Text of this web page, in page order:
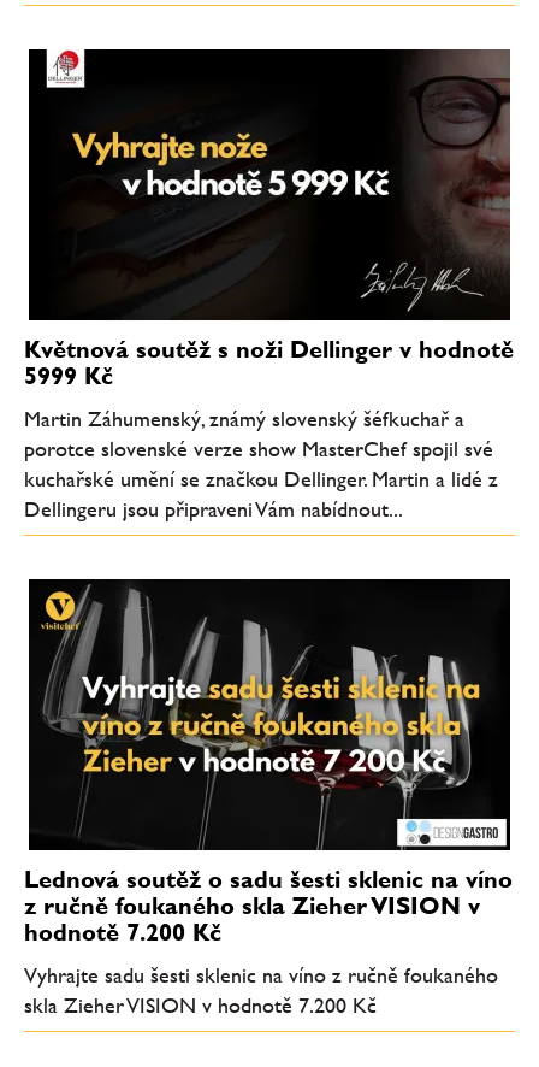
Květnová soutěž s noži Dellinger v hodnotě
5999 Kč
Martin Záhumenský, známý slovenský šéfkuchař a
porotce slovenské verze show MasterChef spojil své
kuchařské umění se značkou Dellinger. Martin a lidé z
Dellingeru jsou připraveni Vám nabídnout...
Lednová soutěž o sadu šesti sklenic na víno
z ručně foukaného skla Zieher VISION v
hodnotě 7.200 Kč
Vyhrajte sadu šesti sklenic na víno z ručně foukaného
skla Zieher VISION v hodnotě 7.200 Kč